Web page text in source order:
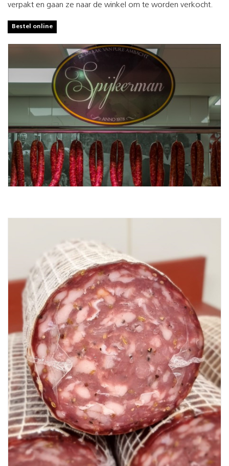
verpakt en gaan ze naar de winkel om te worden verkocht.
Bestel online